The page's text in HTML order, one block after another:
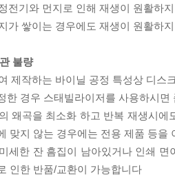
전기와 먼지로 인해 재생이 원활하
가 쌓이는 경우에도 재생이 원활하
불량
제작하는 바이닐 공정 특성상 디스
한 경우 스태빌라이저를 사용하시
왜곡을 최소화 하고 반복 재생시
맞지 않는 경우에는 전용 제품 등
세한 잔 흠집이 남아있거나 인쇄
인한 반품/교환이 가능합니다